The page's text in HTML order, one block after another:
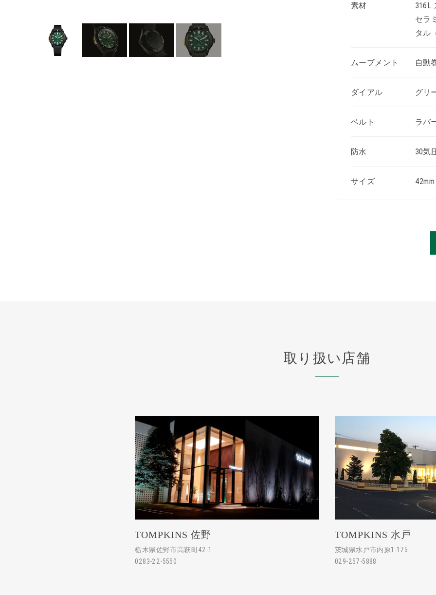
素材
316L
セラ
タル
ムーブメント 自動
ダイアル グリ
ベルト ラバ
防水 30気
サイズ 42mm
取り扱い店舗
TOMPKINS 佐野
栃木県佐野市高萩町42-1
0283-22-5550
TOMPKINS 水戸
茨城県水戸市内原1-175
029-257-5888